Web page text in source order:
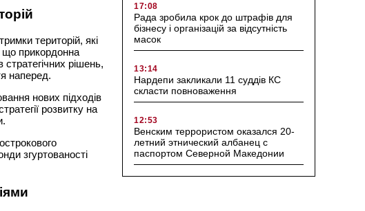
територій, які
що прикордонна
рішень,
наперед.
нових підходів
розвитку на
згуртованості
17:08
Рада зробила крок до штрафів для
бізнесу і організацій за відсутність
масок
13:14
Нардепи закликали 11 суддів КС
скласти повноваження
12:53
Венским террористом оказался 20-
летний этнический албанец с
паспортом Северной Македонии